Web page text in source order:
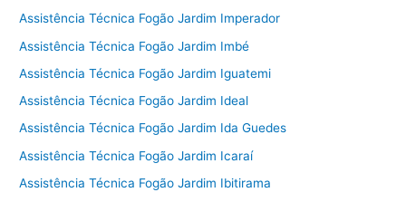
Assistência Técnica Fogão Jardim Imperador
Assistência Técnica Fogão Jardim Imbé
Assistência Técnica Fogão Jardim Iguatemi
Assistência Técnica Fogão Jardim Ideal
Assistência Técnica Fogão Jardim Ida Guedes
Assistência Técnica Fogão Jardim Icaraí
Assistência Técnica Fogão Jardim Ibitirama